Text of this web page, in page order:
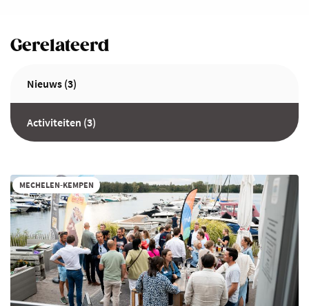
Gerelateerd
Nieuws (3)
Activiteiten (3)
MECHELEN-KEMPEN